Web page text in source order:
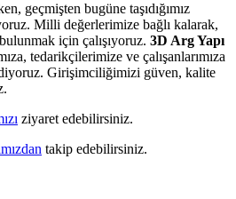
geçmişten bugüne taşıdığımız
Milli değerlerimize bağlı kalarak,
için çalışıyoruz. 3D Arg Yapı
tedarikçilerimize ve çalışanlarımıza
Girişimciliğimizi güven, kalite
ziyaret edebilirsiniz.
takip edebilirsiniz.